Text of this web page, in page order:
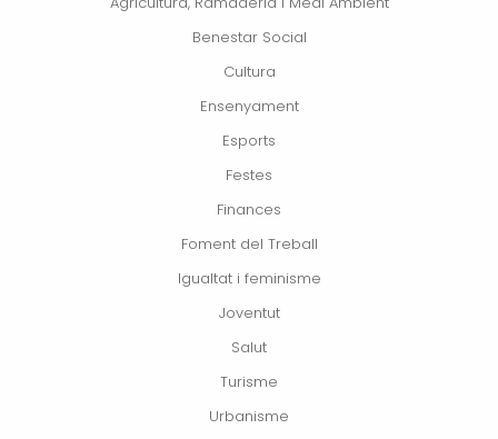
Benestar Social
Cultura
Ensenyament
Esports
Festes
Finances
Foment del Treball
Igualtat i feminisme
Joventut
Salut
Turisme
Urbanisme